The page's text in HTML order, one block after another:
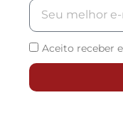
Aceito receber